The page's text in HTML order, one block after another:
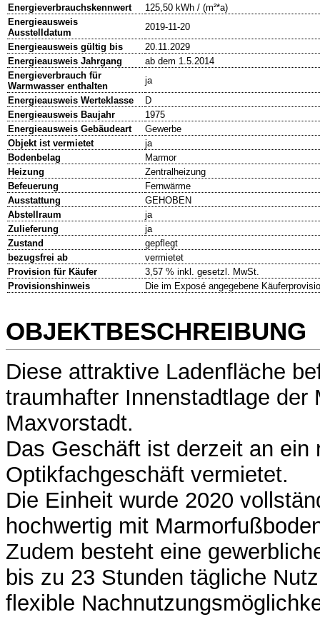
Energieverbrauchskennwert
125,50 kWh / (m²*a)
Energieausweis
Ausstelldatum
2019-11-20
Energieausweis gültig bis
20.11.2029
Energieausweis Jahrgang
ab dem 1.5.2014
Energieverbrauch für
Warmwasser enthalten
ja
Energieausweis Werteklasse
D
Energieausweis Baujahr
1975
Energieausweis Gebäudeart
Gewerbe
Objekt ist vermietet
ja
Bodenbelag
Marmor
Heizung
Zentralheizung
Befeuerung
Fernwärme
Ausstattung
GEHOBEN
Abstellraum
ja
Zulieferung
ja
Zustand
gepflegt
bezugsfrei ab
vermietet
Provision für Käufer
3,57 % inkl. gesetzl. MwSt.
Provisionshinweis
Die im Exposé angegebene
OBJEKTBESCHREIBUNG
Diese attraktive Ladenfläche
traumhafter Innenstadtlage der
Maxvorstadt.
Das Geschäft ist derzeit an ein
Optikfachgeschäft vermietet.
Die Einheit wurde 2020
hochwertig mit
Zudem besteht eine
bis zu 23 Stunden tägliche
flexible